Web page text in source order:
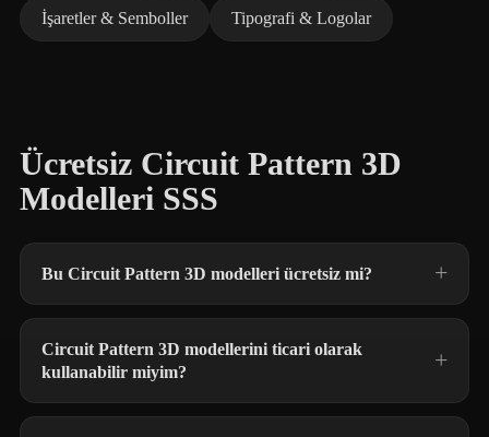
İşaretler & Semboller Tipografi & Logolar
Ücretsiz Circuit Pattern 3D
Modelleri SSS
Bu Circuit Pattern 3D modelleri ücretsiz mi?
Circuit Pattern 3D modellerini ticari olarak
kullanabilir miyim?